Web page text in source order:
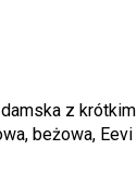
z krótkim
beżowa, Eevi